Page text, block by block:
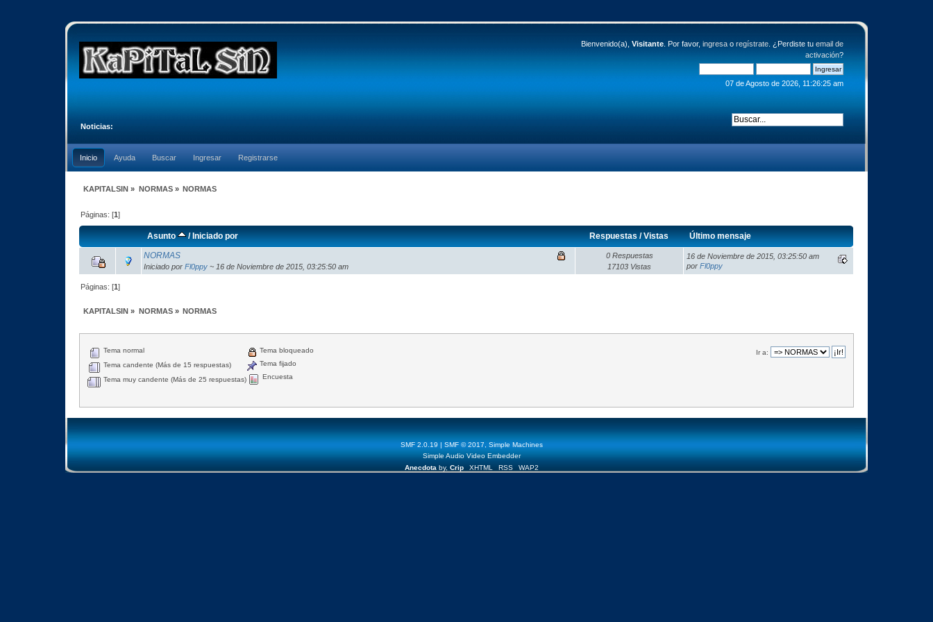
Bienvenido(a), Visitante. Por favor, ingresao regístrate. ¿Perdiste tu email de
activación?
07 de Agosto de 2026, 11:26:25 am
Noticias:
Inicio Ayuda Buscar Ingresar Registrarse
KAPITALSIN » NORMAS» NORMAS
Páginas: [1]
Asunto /Iniciado por Respuestas/Vistas
Último mensaje
NORMAS
Iniciado porFl0ppy ~ 16 de Noviembre de 2015, 03:25:50 am
0 Respuestas
17103 Vistas
16 de Noviembre de 2015, 03:25:50 am
porFl0ppy
Páginas: [1]
KAPITALSIN » NORMAS» NORMAS
Ir a:
Tema normal
Tema candente (Más de 15 respuestas)
Tema muy candente (Más de 25 respuestas)
Tema bloqueado
Tema fijado
Encuesta
SMF 2.0.19 | SMF © 2017
Simple Machines
Simple Audio Video Embedder
Anecdota by, Crip XHTML RSS WAP2